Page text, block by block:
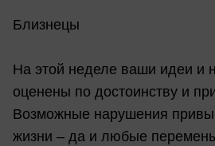
Близнецы
На этой неделе ваши идеи и
оценены по достоинству и
Возможные нарушения
жизни – да и любые